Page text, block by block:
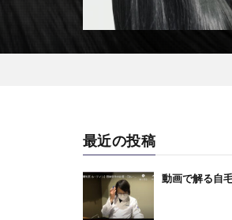
最近の投稿
動画で解る自